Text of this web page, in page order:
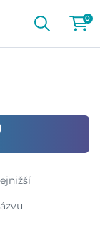
0